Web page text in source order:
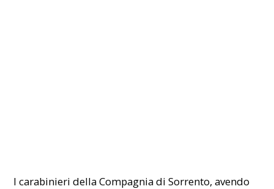
I carabinieri della Compagnia di Sorrento, avendo